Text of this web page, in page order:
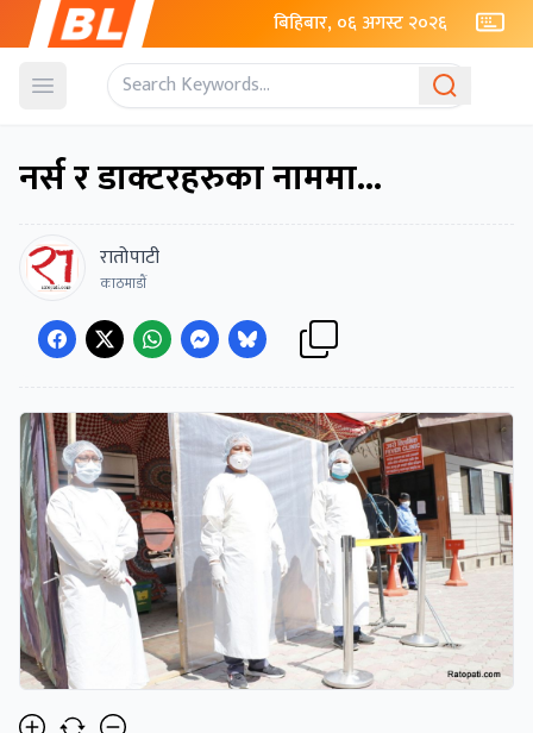
बिहिबार, ०६ अगस्ट २०२६
Open menu
नर्स र डाक्टरहरुका नाममा...
रातोपाटी
काठमाडाैं